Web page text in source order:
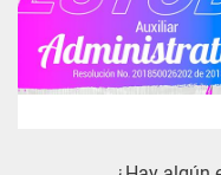
Test de
colectivos.